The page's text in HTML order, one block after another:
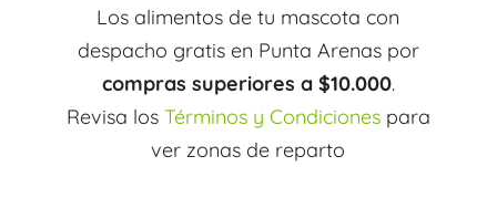
Los alimentos de tu mascota con
despacho gratis en Punta Arenas por
compras superiores a $10.000.
Revisa los Términos y Condicionespara
ver zonas de reparto